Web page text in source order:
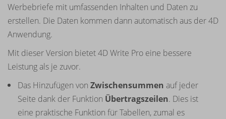
Werbebriefe mit umfassenden Inhalten und Daten zu
erstellen. Die Daten kommen dann automatisch aus der 4D
Anwendung.
Mit dieser Version bietet 4D Write Pro eine bessere
Leistung als je zuvor.
Das Hinzufügen von Zwischensummen auf jeder
Seite dank der Funktion Übertragszeilen. Dies ist
eine praktische Funktion für Tabellen, zumal es